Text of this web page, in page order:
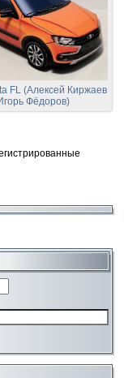
FL (Алексей Киржаев
Фёдоров)